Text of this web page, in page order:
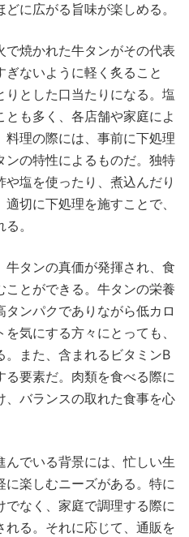
に広がる旨味が楽しめる。
焼かれた牛タンがその代表
ないように軽く炙ること
とした口当たりになる。塩
も多く、各店舗や家庭によ
料理の際には、事前に下処理
ンの特性によるものだ。独特
塩を使ったり、煮込んだり
切に下処理を施すことで、
。
牛タンの真価が発揮され、食
とができる。牛タンの栄養
ンパクでありながら低カロ
気にする方々にとっても、
。また、含まれるビタミンB
要素だ。肉類を食べる際に
、バランスの取れた食事を心
でいる背景には、忙しい生
楽しむニーズがある。特に
なく、家庭で調理する際に
れる。それに応じて、通販を